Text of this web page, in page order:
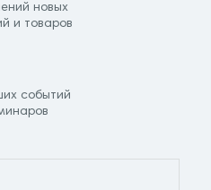
новых
и товаров
событий